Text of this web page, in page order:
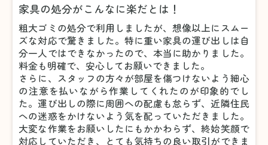
家具の処分がこんなに楽だとは！
粗大ゴミの処分で利用しましたが、想像以上にスムー
ズな対応で驚きました。特に重い家具の運び出しは自
分一人ではできなかったので、本当に助かりました。
料金も明確で、安心してお願いできました。
さらに、スタッフの方々が部屋を傷つけないよう細心
の注意を払いながら作業してくれたのが印象的でし
た。運び出しの際に周囲への配慮も怠らず、近隣住民
への迷惑をかけないよう気を配っていただきました。
大変な作業をお願いしたにもかかわらず、終始笑顔で
対応していただき、とても気持ちの良い取引ができま